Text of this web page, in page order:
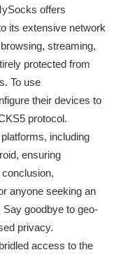
offers
its extensive network
streaming,
protected from
To use
their devices to
protocol.
including
ensuring
anyone seeking an
Say goodbye to geo-
privacy.
access to the